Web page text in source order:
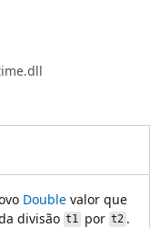
Double valor que
divisão t1por t2.